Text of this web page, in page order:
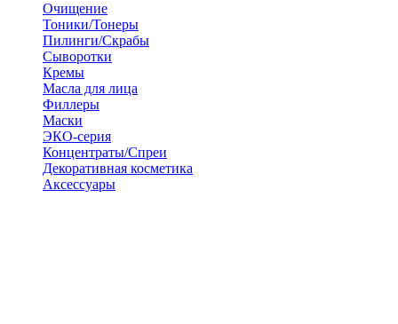
Очищение
Тоники/Тонеры
Пилинги/Скрабы
Сыворотки
Кремы
Масла для лица
Филлеры
Маски
ЭКО-серия
Концентраты/Спреи
Декоративная косметика
Аксессуары